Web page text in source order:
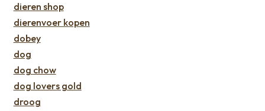
dieren shop
dierenvoer kopen
dobey
dog
dog chow
dog lovers gold
droog